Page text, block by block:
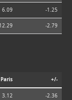
6.09 -1.25
12.29 -2.79
Paris +/-
3.12 -2.36